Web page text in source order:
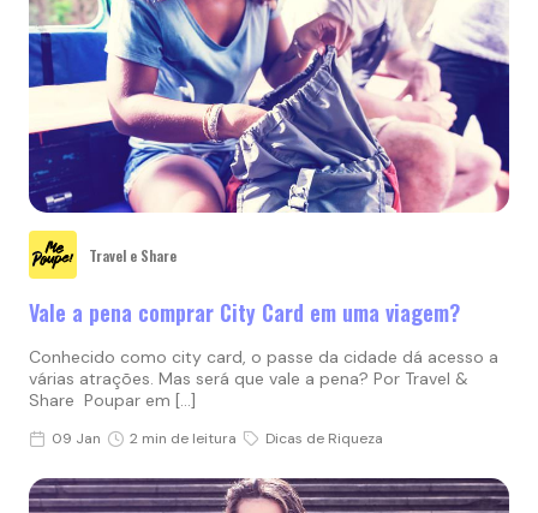
Travel e Share
Vale a pena comprar City Card em uma viagem?
Conhecido como city card, o passe da cidade dá acesso a
várias atrações. Mas será que vale a pena? Por Travel &
Share Poupar em […]
09 Jan 2 min de leitura Dicas de Riqueza